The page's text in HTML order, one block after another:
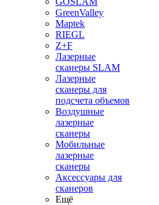
GreenValley
Maptek
RIEGL
Z+F
Лазерные
сканеры SLAM
Лазерные
сканеры для
подсчета объемов
Воздушные
лазерные
сканеры
Мобильные
лазерные
сканеры
Аксессуары для
сканеров
Ещё